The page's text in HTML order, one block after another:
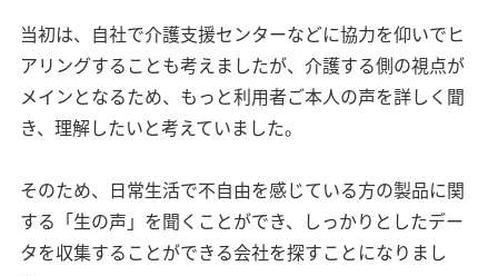
当初は、自社で介護支援センターなどに協力を仰いでヒ
アリングすることも考えましたが、介護する側の視点が
メインとなるため、もっと利用者ご本人の声を詳しく聞
き、理解したいと考えていました。
そのため、日常生活で不自由を感じている方の製品に関
する「生の声」を聞くことができ、しっかりとしたデー
タを収集することができる会社を探すことになりまし